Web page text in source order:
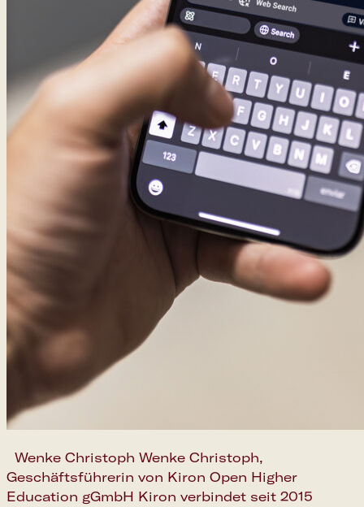
Wenke Christoph Wenke Christoph,
Geschäftsführerin von Kiron Open Higher
Education gGmbH Kiron verbindet seit 2015